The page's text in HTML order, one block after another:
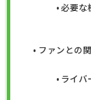
必要な
ファンとの
ライバ